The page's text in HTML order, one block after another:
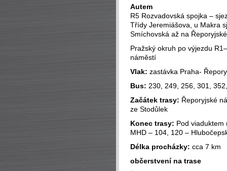
Autem
R5 Rozvadovská spojka –
Třídy Jeremiášova, u Makra
Smíchovská až na
Pražský okruh po výjezdu
náměstí
Vlak: zastávka Praha-
Bus: 230, 249, 256, 301,
Začátek trasy: Řeporyjské
ze Stodůlek
Konec trasy: Pod viaduktem
MHD – 104, 120 –
Délka procházky: cca 7 km
občerstvení na trase